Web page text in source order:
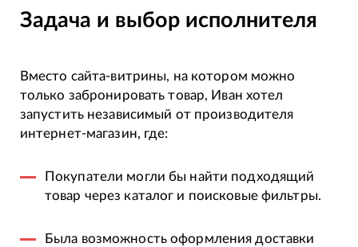
Задача и выбор исполнителя
Вместо сайта-витрины, на котором можно
только забронировать товар, Иван хотел
запустить независимый от производителя
интернет-магазин, где:
Покупатели могли бы найти подходящий
товар через каталог и поисковые фильтры.
Была возможность оформления доставки